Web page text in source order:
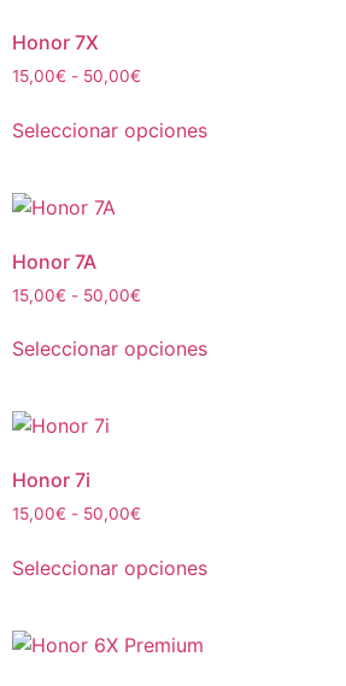
Honor 7X
15,00€ - 50,00€
Seleccionar opciones
Honor 7A
15,00€ - 50,00€
Seleccionar opciones
Honor 7i
15,00€ - 50,00€
Seleccionar opciones